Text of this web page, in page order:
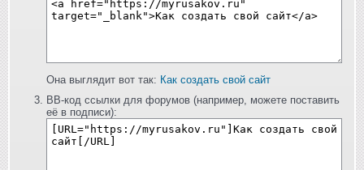
Она выглядит вот так: Как создать свой сайт
BB-код ссылки для форумов (например, можете поставить
её в подписи):